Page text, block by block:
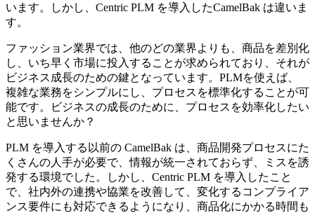
います。しかし、Centric PLM を導入したCamelBak は違いま
す。
ファッション業界では、他のどの業界よりも、商品を差別化
し、いち早く市場に投入することが求められており、それが
ビジネス成長のための鍵となっています。PLMを使えば、
複雑な業務をシンプルにし、プロセスを標準化することが可
能です。ビジネスの成長のために、プロセスを効率化したい
と思いませんか？
PLM を導入する以前の CamelBak は、商品開発プロセスにた
くさんの人手が必要で、情報が統一されておらず、ミスを誘
発する環境でした。しかし、Centric PLM を導入したこと
で、社内外の連携や協業を改善して、変化するコンプライア
ンス要件にも対応できるようになり、商品化にかかる時間も